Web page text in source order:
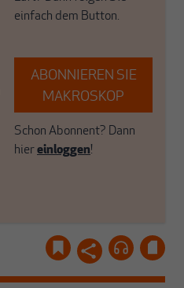
einfach dem Button.
ABONNIEREN SIE
MAKROSKOP
Schon Abonnent? Dann
hiereinloggen!